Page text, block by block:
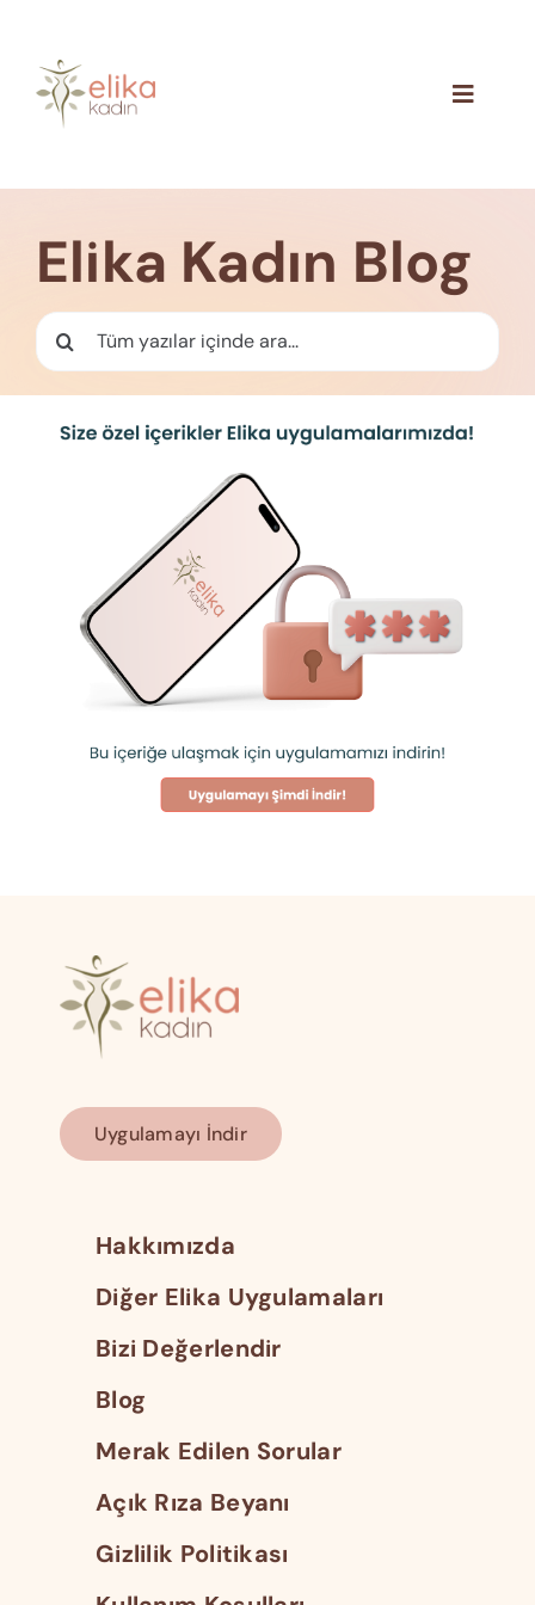
content
Toggle
İletişim
Elika Kadın Blog
Ara:
Uygulamayı İndir
Hakkımızda
Diğer Elika Uygulamaları
Bizi Değerlendir
Blog
Merak Edilen Sorular
Açık Rıza Beyanı
Gizlilik Politikası